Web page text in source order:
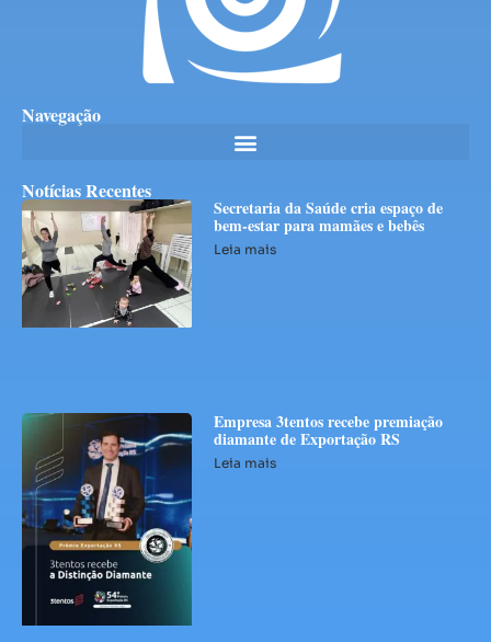
Navegação
Notícias Recentes
Secretaria da Saúde cria espaço de
bem-estar para mamães e bebês
Leia mais
Empresa 3tentos recebe premiação
diamante de Exportação RS
Leia mais